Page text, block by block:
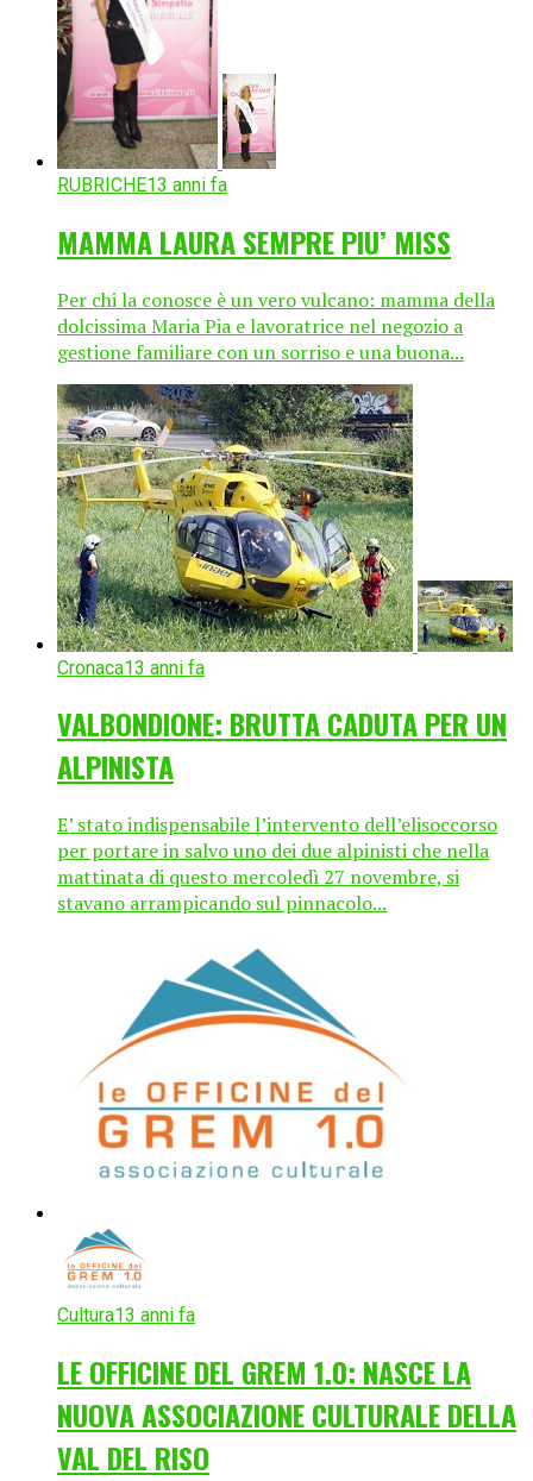
RUBRICHE13 anni fa
MAMMA LAURA SEMPRE PIU’ MISS
Per chi la conosce è un vero vulcano: mamma della
dolcissima Maria Pia e lavoratrice nel negozio a
gestione familiare con un sorriso e una buona...
Cronaca13 anni fa
VALBONDIONE: BRUTTA CADUTA PER UN
ALPINISTA
E’ stato indispensabile l’intervento dell’elisoccorso
per portare in salvo uno dei due alpinisti che nella
mattinata di questo mercoledì 27 novembre, si
stavano arrampicando sul pinnacolo...
Cultura13 anni fa
LE OFFICINE DEL GREM 1.0: NASCE LA
NUOVA ASSOCIAZIONE CULTURALE DELLA
VAL DEL RISO